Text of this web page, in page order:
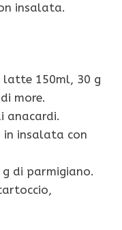
insalata.
latte 150ml, 30 g
more.
anacardi.
in insalata con
g di parmigiano.